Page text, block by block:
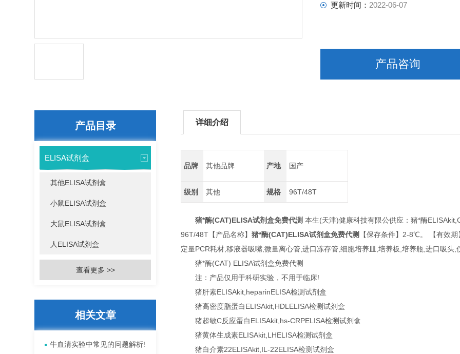
更新时间： 2022-06-07
产品咨询
产品目录
ELISA试剂盒
其他ELISA试剂盒
小鼠ELISA试剂盒
大鼠ELISA试剂盒
人ELISA试剂盒
查看更多 >>
相关文章
牛血清实验中常见的问题解析!
详细介绍
品牌 其他品牌 产地 国产
级别 其他 规格 96T/48T
猪*酶(CAT)ELISA试剂盒免费代测 本生(天津)健康科技有限公供应：猪*酶
96T/48T【产品名称】 猪*酶(CAT)ELISA试剂盒免费代测
【保存条件】2-8℃。 【有效
定量PCR耗材,移液器吸嘴,微量离心管,进口冻存管,细胞培养皿,培养板,培养瓶,进口吸头,
猪*酶(CAT) ELISA试剂盒免费代测
注：产品仅用于科研实验，不用于临床!
猪肝素ELISAkit,heparinELISA检测试剂盒
猪高密度脂蛋白ELISAkit,HDLELISA检测试剂盒
猪超敏C反应蛋白ELISAkit,hs-CRPELISA检测试剂盒
猪黄体生成素ELISAkit,LHELISA检测试剂盒
猪白介素22ELISAkit,IL-22ELISA检测试剂盒